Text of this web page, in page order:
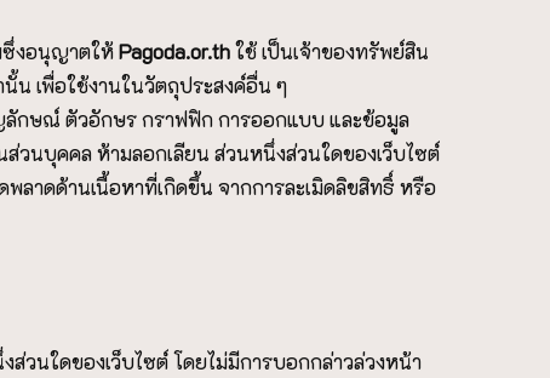
ซึ่งอนุญาตให้Pagoda.or.thใช้ เป็นเจ้าของทรัพย์สิน
น เพื่อใช้งานในวัตถุประสงค์อื่น ๆ
กษณ์ ตัวอักษร กราฟฟิก การออกแบบ และข้อมูล
วนบุคคล ห้ามลอกเลียน ส่วนหนึ่งส่วนใดของเว็บไซต์
ลาดด้านเนื้อหาที่เกิดขึ้น จากการละเมิดลิขสิทธิ์ หรือ
วนใดของเว็บไซต์ โดยไม่มีการบอกกล่าวล่วงหน้า